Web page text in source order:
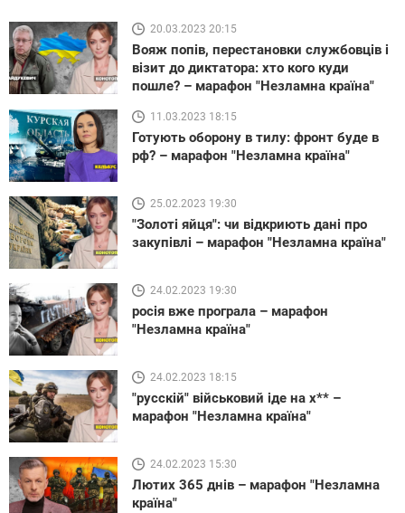
20.03.2023 20:15
Вояж попів, перестановки службовців і
візит до диктатора: хто кого куди
пошле? – марафон "Незламна країна"
11.03.2023 18:15
Готують оборону в тилу: фронт буде в
рф? – марафон "Незламна країна"
25.02.2023 19:30
"Золоті яйця": чи відкриють дані про
закупівлі – марафон "Незламна країна"
24.02.2023 19:30
росія вже програла – марафон
"Незламна країна"
24.02.2023 18:15
"русскій" військовий іде на х** –
марафон "Незламна країна"
24.02.2023 15:30
Лютих 365 днів – марафон "Незламна
країна"